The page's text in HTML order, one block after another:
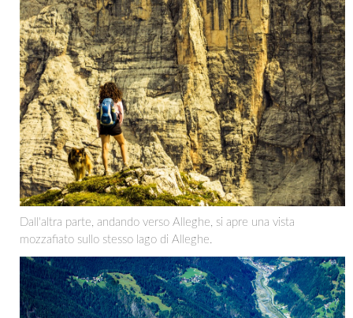
Dall'altra parte, andando verso Alleghe, si apre una vista
mozzafiato sullo stesso lago di Alleghe.